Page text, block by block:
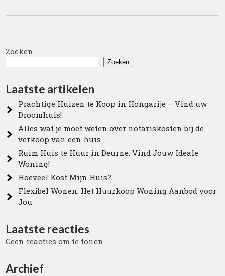
Zoeken
Zoeken
Laatste artikelen
Prachtige Huizen te Koop in Hongarije – Vind uw
Droomhuis!
Alles wat je moet weten over notariskosten bij de
verkoop van een huis
Ruim Huis te Huur in Deurne: Vind Jouw Ideale
Woning!
Hoeveel Kost Mijn Huis?
Flexibel Wonen: Het Huurkoop Woning Aanbod voor
Jou
Laatste reacties
Geen reacties om te tonen.
Archief